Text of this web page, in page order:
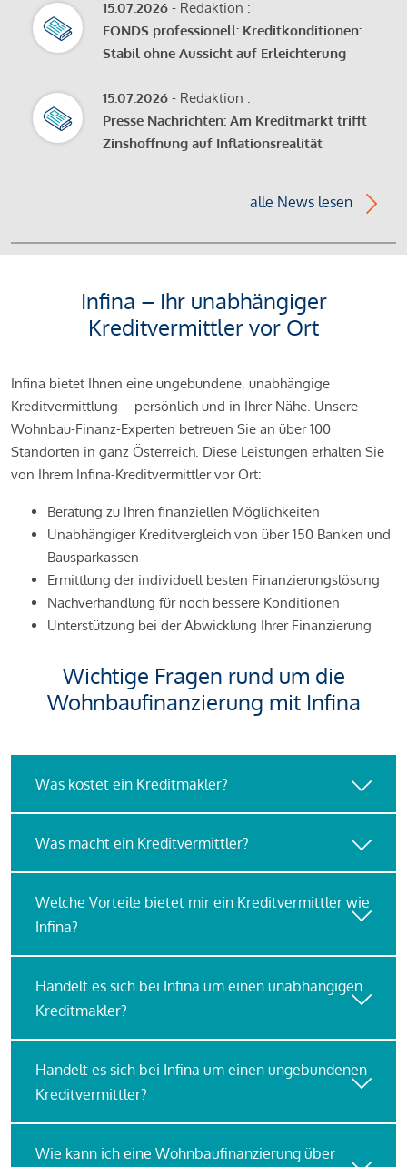
15.07.2026 - Redaktion :
FONDS professionell: Kreditkonditionen:
Stabil ohne Aussicht auf Erleichterung
15.07.2026 - Redaktion :
Presse Nachrichten: Am Kreditmarkt trifft
Zinshoffnung auf Inflationsrealität
alle News lesen
Infina – Ihr unabhängiger
Kreditvermittler vor Ort
Infina bietet Ihnen eine ungebundene, unabhängige
Kreditvermittlung – persönlich und in Ihrer Nähe. Unsere
Wohnbau-Finanz-Experten betreuen Sie an über 100
Standorten in ganz Österreich. Diese Leistungen erhalten Sie
von Ihrem Infina-Kreditvermittler vor Ort:
Beratung zu Ihren finanziellen Möglichkeiten
Unabhängiger Kreditvergleich von über 150 Banken und
Bausparkassen
Ermittlung der individuell besten Finanzierungslösung
Nachverhandlung für noch bessere Konditionen
Unterstützung bei der Abwicklung Ihrer Finanzierung
Wichtige Fragen rund um die
Wohnbaufinanzierung mit Infina
Was kostet ein Kreditmakler?
Was macht ein Kreditvermittler?
Welche Vorteile bietet mir ein Kreditvermittler wie
Infina?
Handelt es sich bei Infina um einen unabhängigen
Kreditmakler?
Handelt es sich bei Infina um einen ungebundenen
Kreditvermittler?
Wie kann ich eine Wohnbaufinanzierung über